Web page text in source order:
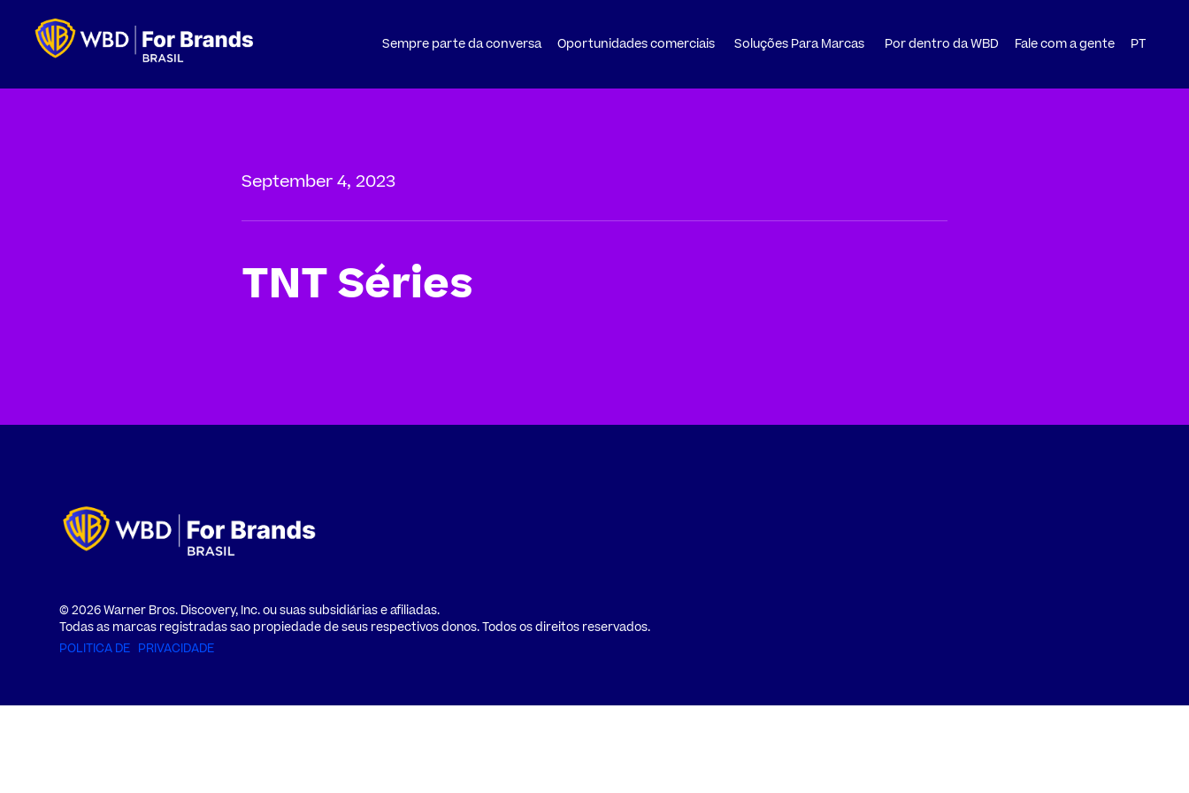
Sempre parte da conversa Oportunidades comerciais Soluções Para Marcas Por dentro da WBD Fale com a gente PT
September 4, 2023
TNT Séries
© 2026 Warner Bros. Discovery, Inc. ou suas subsidiárias e afiliadas.
Todas as marcas registradas sao propiedade de seus respectivos donos. Todos os direitos reservados.
POLITICA DE PRIVACIDADE